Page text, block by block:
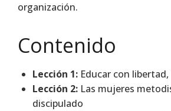
organización.
Contenido
Lección 1: Educar con
Lección 2: Las mujeres
discipulado